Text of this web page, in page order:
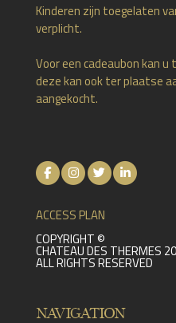
Kinderen zijn toegelaten
verplicht.
Voor een cadeaubon kan
deze kan ook ter plaatse
aangekocht.
ACCESS PLAN
COPYRIGHT ©
CHATEAU DES THERMES
ALL RIGHTS RESERVED
NAVIGATION